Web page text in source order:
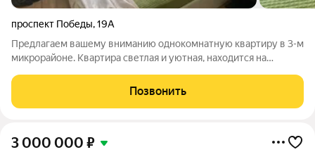
проспект Победы,19А
Предлагаем вашему вниманию однокомнатную квартиру в 3-м
микрорайоне. Квартира светлая и уютная, находится на
продаже вся мебель и бытовая техника остаются новому
владельцу. Во дворе дома расположена
Позвонить
3 000 000 ₽